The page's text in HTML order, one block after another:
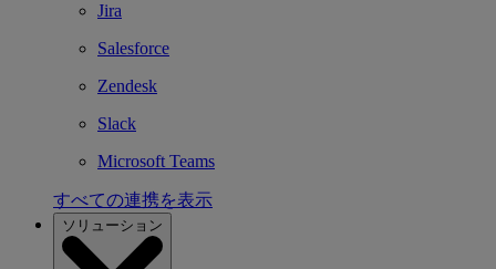
Jira
Salesforce
Zendesk
Slack
Microsoft Teams
すべての連携を表示
ソリューション